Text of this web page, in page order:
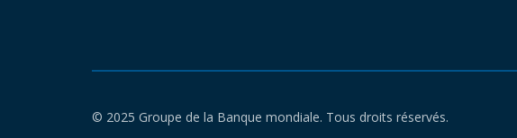
© 2025 Groupe de la Banque mondiale. Tous droits réservés.